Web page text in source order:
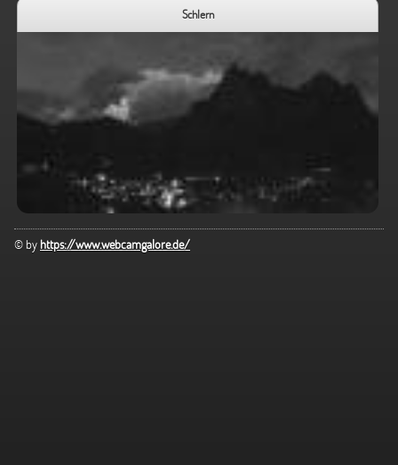
Schlern
© byhttps://www.webcamgalore.de/